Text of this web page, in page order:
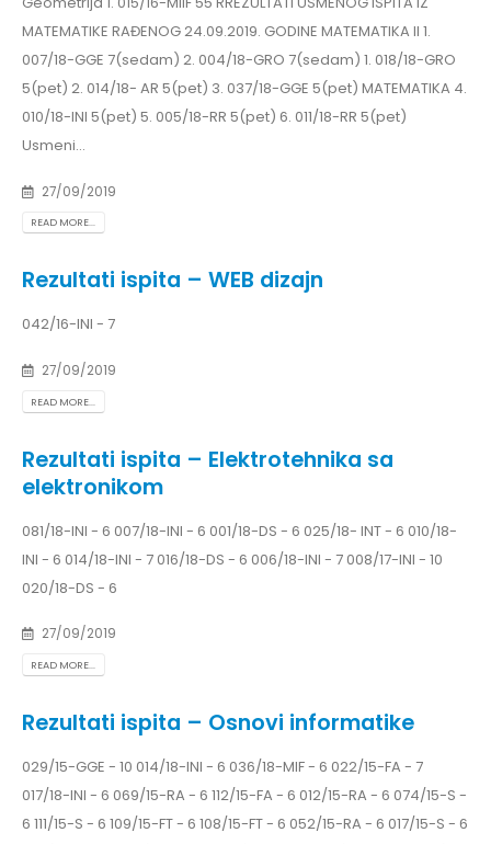
MATEMATIKE RAĐENOG 24.09.2019. GODINE MATEMATIKA II 1.
007/18-GGE 7(sedam) 2. 004/18-GRO 7(sedam) 1. 018/18-GRO
5(pet) 2. 014/18- AR 5(pet) 3. 037/18-GGE 5(pet) MATEMATIKA 4.
010/18-INI 5(pet) 5. 005/18-RR 5(pet) 6. 011/18-RR 5(pet)
Usmeni...
27/09/2019
READ MORE...
Rezultati ispita – WEB dizajn
042/16-INI - 7
27/09/2019
READ MORE...
Rezultati ispita – Elektrotehnika sa
elektronikom
081/18-INI - 6 007/18-INI - 6 001/18-DS - 6 025/18- INT - 6 010/18-
INI - 6 014/18-INI - 7 016/18-DS - 6 006/18-INI - 7 008/17-INI - 10
020/18-DS - 6
27/09/2019
READ MORE...
Rezultati ispita – Osnovi informatike
029/15-GGE - 10 014/18-INI - 6 036/18-MIF - 6 022/15-FA - 7
017/18-INI - 6 069/15-RA - 6 112/15-FA - 6 012/15-RA - 6 074/15-S -
6 111/15-S - 6 109/15-FT - 6 108/15-FT - 6 052/15-RA - 6 017/15-S - 6